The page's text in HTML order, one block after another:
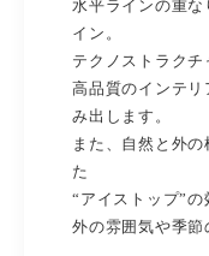
水平ラインの重
イン。
テクノストラクチ
高品質のインテ
み出します。
また、自然と外
た
“アイストップ”の
外の雰囲気や季節